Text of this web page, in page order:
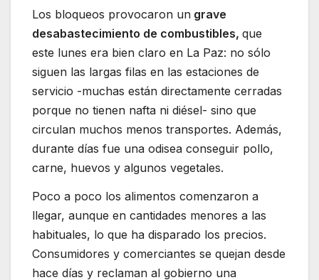
Los bloqueos provocaron un grave
desabastecimiento de combustibles, que
este lunes era bien claro en La Paz: no sólo
siguen las largas filas en las estaciones de
servicio -muchas están directamente cerradas
porque no tienen nafta ni diésel- sino que
circulan muchos menos transportes. Además,
durante días fue una odisea conseguir pollo,
carne, huevos y algunos vegetales.
Poco a poco los alimentos comenzaron a
llegar, aunque en cantidades menores a las
habituales, lo que ha disparado los precios.
Consumidores y comerciantes se quejan desde
hace días y reclaman al gobierno una